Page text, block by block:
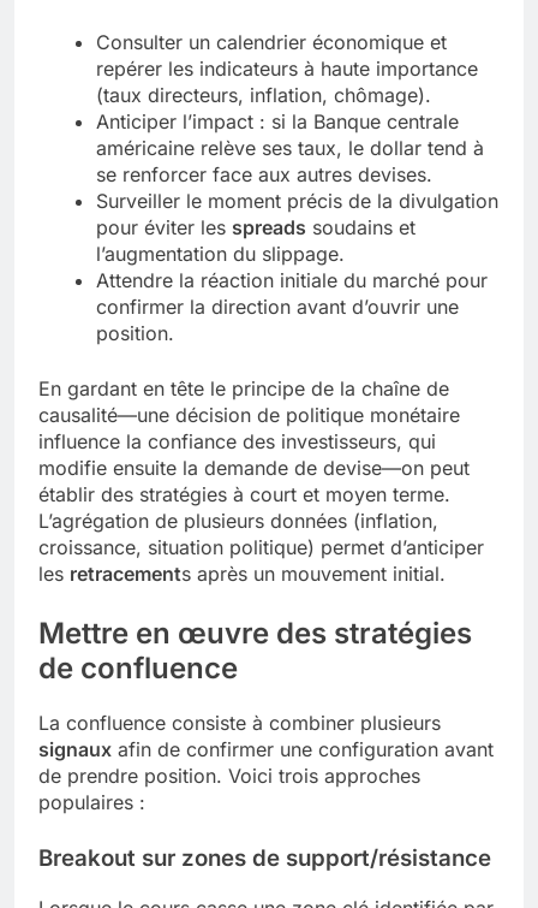
Consulter un calendrier économique et
repérer les indicateurs à haute importance
(taux directeurs, inflation, chômage).
Anticiper l’impact : si la Banque centrale
américaine relève ses taux, le dollar tend à
se renforcer face aux autres devises.
Surveiller le moment précis de la divulgation
pour éviter les spreads soudains et
l’augmentation du slippage.
Attendre la réaction initiale du marché pour
confirmer la direction avant d’ouvrir une
position.
En gardant en tête le principe de la chaîne de
causalité—une décision de politique monétaire
influence la confiance des investisseurs, qui
modifie ensuite la demande de devise—on peut
établir des stratégies à court et moyen terme.
L’agrégation de plusieurs données (inflation,
croissance, situation politique) permet d’anticiper
les retracements après un mouvement initial.
Mettre en œuvre des stratégies
de confluence
La confluence consiste à combiner plusieurs
signaux afin de confirmer une configuration avant
de prendre position. Voici trois approches
populaires :
Breakout sur zones de support/résistance